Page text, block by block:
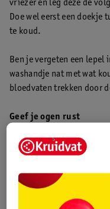
vriezer en leg deze de
Doe wel eerst een doekje
te koud.
Ben je vergeten een lepel
washandje nat met wat
bloedvaten trekken door
Geef je ogen rust
een ontspannen
Eye Pad Masks. Leg de
ogen wordt gehydrateerd.